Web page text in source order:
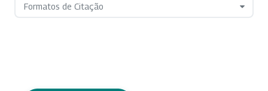
Formatos de Citação